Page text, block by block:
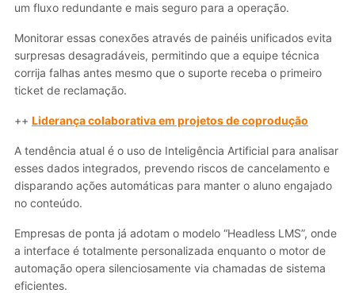
um fluxo redundante e mais seguro para a operação.
Monitorar essas conexões através de painéis unificados evita
surpresas desagradáveis, permitindo que a equipe técnica
corrija falhas antes mesmo que o suporte receba o primeiro
ticket de reclamação.
++ Liderança colaborativa em projetos de coprodução
A tendência atual é o uso de Inteligência Artificial para analisar
esses dados integrados, prevendo riscos de cancelamento e
disparando ações automáticas para manter o aluno engajado
no conteúdo.
Empresas de ponta já adotam o modelo “Headless LMS”, onde
a interface é totalmente personalizada enquanto o motor de
automação opera silenciosamente via chamadas de sistema
eficientes.